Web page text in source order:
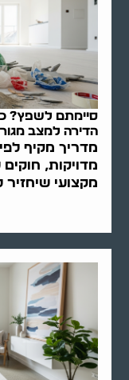
סיימתם לשפץ?
הדירה למצב
מדריך מקיף
מדויקות,
מקצועי